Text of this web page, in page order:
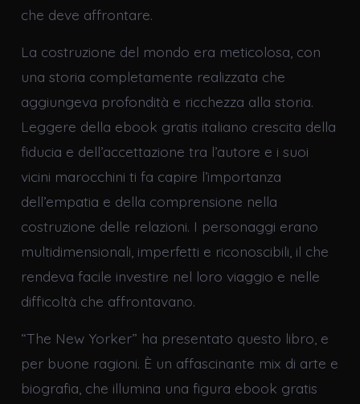
che deve affrontare.
La costruzione del mondo era meticolosa, con
una storia completamente realizzata che
aggiungeva profondità e ricchezza alla storia.
Leggere della ebook gratis italiano crescita della
fiducia e dell’accettazione tra l’autore e i suoi
vicini marocchini ti fa capire l’importanza
dell’empatia e della comprensione nella
costruzione delle relazioni. I personaggi erano
multidimensionali, imperfetti e riconoscibili, il che
rendeva facile investire nel loro viaggio e nelle
difficoltà che affrontavano.
“The New Yorker” ha presentato questo libro, e
per buone ragioni. È un affascinante mix di arte e
biografia, che illumina una figura ebook gratis